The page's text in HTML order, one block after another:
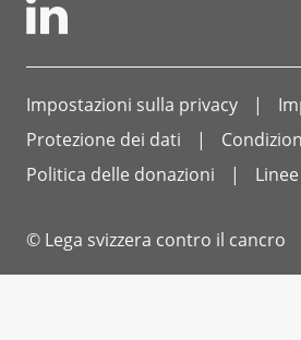
Impostazioni sulla privacy
Protezione dei dati
Politica delle donazioni
© Lega svizzera contro il cancro